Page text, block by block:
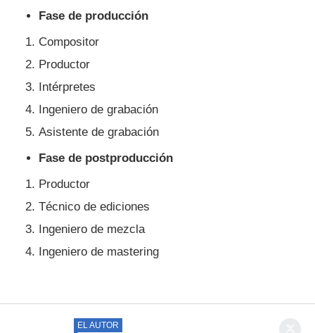
Fase de producción
Compositor
Productor
Intérpretes
Ingeniero de grabación
Asistente de grabación
Fase de postproducción
Productor
Técnico de ediciones
Ingeniero de mezcla
Ingeniero de mastering
EL AUTOR